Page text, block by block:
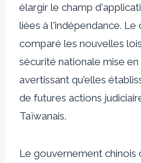
élargir le champ
liées à l'indépendance. Le
comparé les nouvelles
sécurité nationale mise
avertissant qu'elles
de futures actions
Taïwanais.
Le gouvernement chinois